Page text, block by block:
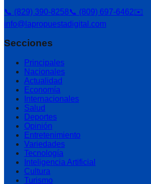
📞 (829) 390-8258📞 (809) 697-6462✉️
info@lapropuestadigital.com
Secciones
Principales
Nacionales
Actualidad
Economía
Internacionales
Salud
Deportes
Opinión
Entretenimiento
Variedades
Tecnología
Inteligencia Artificial
Cultura
Turismo